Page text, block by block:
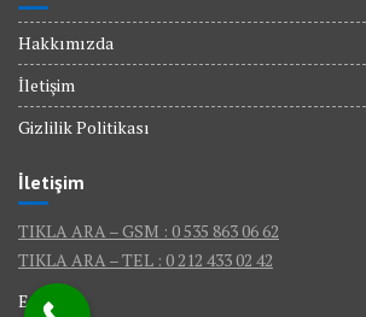
Hakkımızda
İletişim
Gizlilik Politikası
İletişim
TIKLA ARA – GSM : 0 535 863 06 62
TIKLA ARA – TEL : 0 212 433 02 42
E-Mail :